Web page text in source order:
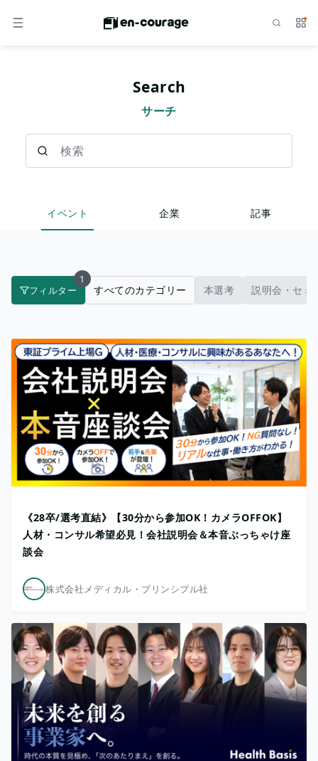
メニュー サ
Search
サーチ
イベント 企業 記事
フィルター
1
すべてのカテゴリー 本選考 説明会・セミ
《28卒/選考直結》【30分から参加OK！カメラOFFOK】
人材・コンサル希望必見！会社説明会＆本音ぶっちゃけ座
談会
株式会社メディカル・プリンシプル社